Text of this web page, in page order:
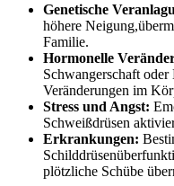
Genetische
höhere‌
Familie.
Hormonelle
Schwangerschaft
Veränderungen im
Stress ‌und Angst:
Schweißdrüsen
Erkrankungen:
plötzliche ⁣Schübe